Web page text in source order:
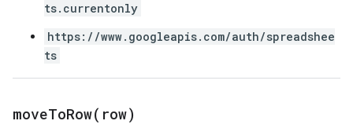
ts.currentonly
https://www.googleapis.com/auth/spreadshee
ts
moveToRow( row)